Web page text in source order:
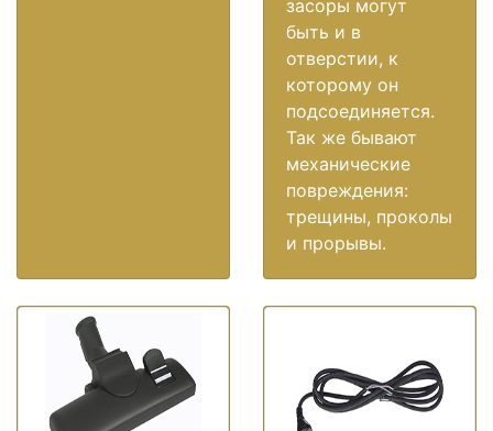
засоры могут
быть и в
отверстии, к
которому он
подсоединяется.
Так же бывают
механические
повреждения:
трещины, проколы
и прорывы.